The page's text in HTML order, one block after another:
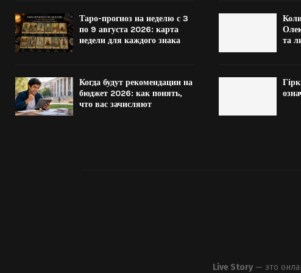
Таро-прогноз на неделю с 3
по 9 августа 2026: карта
недели для каждого знака
Когда будут рекомендации на
бюджет 2026: как понять,
что вас зачисляют
та
Live Story— это